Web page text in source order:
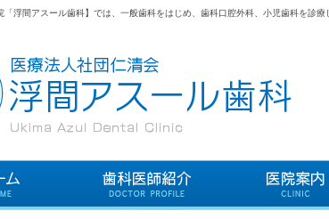
「浮間アスール歯科】では、一般歯科をはじめ、歯科口腔外科、小児歯科を診療